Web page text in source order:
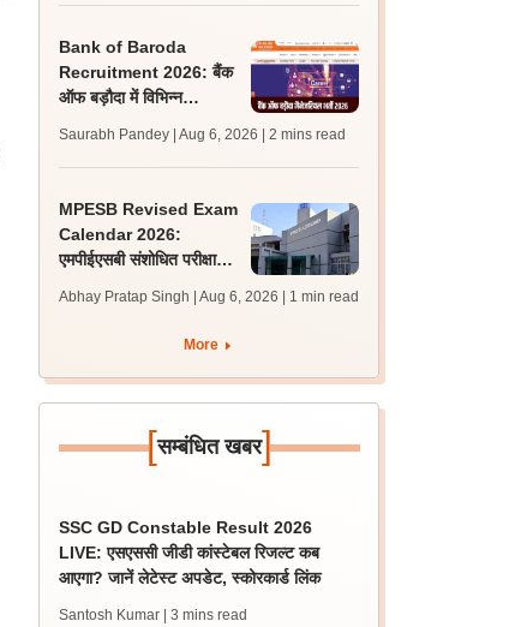
पासिंग मार्क्स
Bank of Baroda
Recruitment 2026: बैंक
ऑफ बड़ौदा में विभिन्न
पात्रता मानदंड जानें
Saurabh Pandey | Aug 6, 2026 | 2 mins read
MPESB Revised Exam
Calendar 2026:
एमपीईएसबी संशोधित परीक्षा
सितंबर में होगी
Abhay Pratap Singh | Aug 6, 2026 | 1 min read
More
[सम्बंधित खबर]
SSC GD Constable Result 2026
LIVE: एसएससी जीडी कांस्टेबल रिजल्ट कब
आएगा? जानें लेटेस्ट अपडेट, स्कोरकार्ड लिंक
Santosh Kumar | 3 mins read